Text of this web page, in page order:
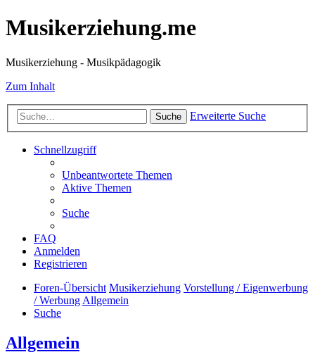
Musikerziehung.me
Musikerziehung - Musikpädagogik
Zum Inhalt
Suche Erweiterte Suche
Schnellzugriff
Unbeantwortete Themen
Aktive Themen
Suche
FAQ
Anmelden
Registrieren
Foren-Übersicht Musikerziehung Vorstellung / Eigenwerbung
/ WerbungAllgemein
Suche
Allgemein